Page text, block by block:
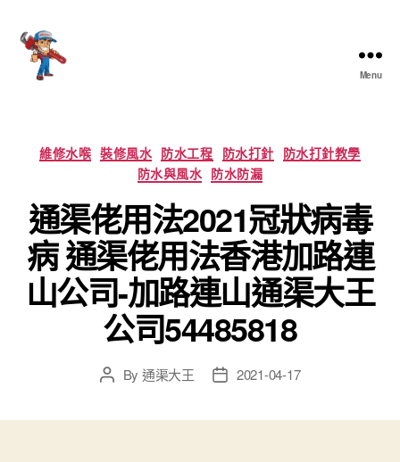
Menu
Categories
維修水喉 裝修風水 防水工程 防水打針 防水打針教學
防水與風水 防水防漏
通渠佬用法2021冠狀病毒
病 通渠佬用法香港加路連
山公司-加路連山通渠大王
公司54485818
PostBy 通渠大王
Post2021-04-17